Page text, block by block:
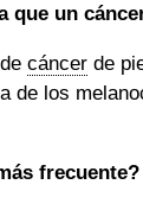
que un
cáncerde
de los
frecuente?